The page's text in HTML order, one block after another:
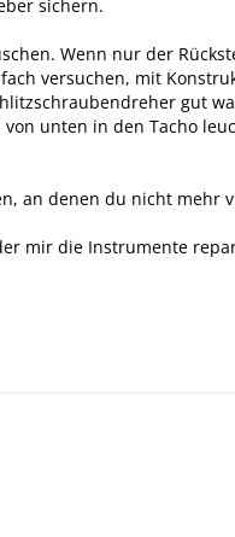
sichern.
Wenn nur der
versuchen, mit
gut
unten in den Tacho
an denen du nicht mehr
mir die Instrumente